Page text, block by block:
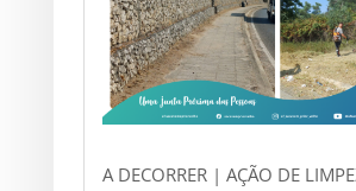
A DECORRER | AÇÃO DE